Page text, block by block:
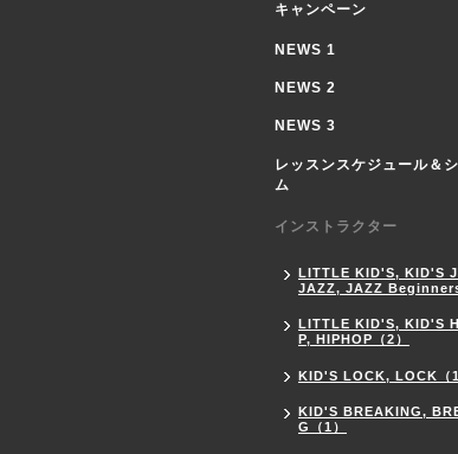
キャンペーン
NEWS 1
NEWS 2
NEWS 3
レッスンスケジュール＆
ム
インストラクター
LITTLE KID'S, KID'S
JAZZ, JAZZ Beginners
LITTLE KID'S, KID'S
P, HIPHOP（2）
KID'S LOCK, LOCK（1
KID'S BREAKING,
G（1）